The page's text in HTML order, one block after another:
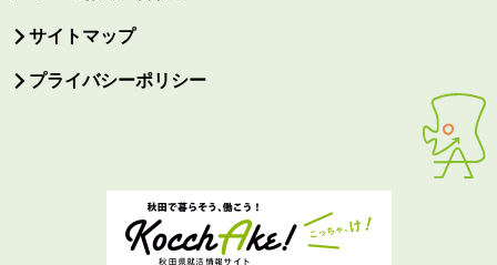
サイトマップ
プライバシーポリシー